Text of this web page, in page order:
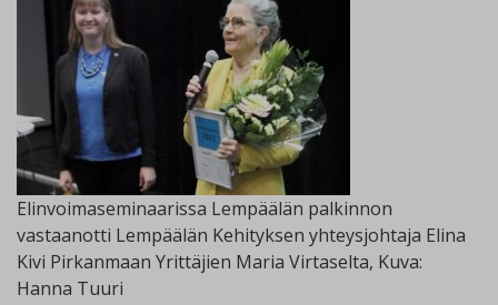
Elinvoimaseminaarissa Lempäälän palkinnon
vastaanotti Lempäälän Kehityksen yhteysjohtaja Elina
Kivi Pirkanmaan Yrittäjien Maria Virtaselta, Kuva:
Hanna Tuuri